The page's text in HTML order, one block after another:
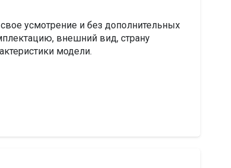
усмотрение и без дополнительных
внешний вид, страну
модели.